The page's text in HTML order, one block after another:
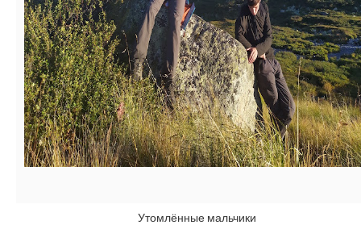
Утомлённые мальчики